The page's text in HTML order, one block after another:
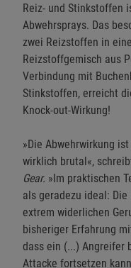
Reiz- und Stinkstoffen
Abwehrsprays. Das
zwei Reizstoffen in
Reizstoffgemisch aus
Verbindung mit
Stinkstoffen, erreicht
Knock-out-Wirkung!
»Die Abwehrwirkung
wirklich brutal«,
Gear. »Im praktischen
als geradezu ideal:
extrem widerlichen
bisheriger Erfahrung
dass ein (...) Angreifer
Attacke fortsetzen